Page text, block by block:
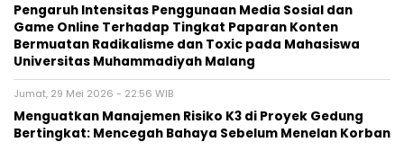
Pengaruh Intensitas Penggunaan Media Sosial dan
Game Online Terhadap Tingkat Paparan Konten
Bermuatan Radikalisme dan Toxic pada Mahasiswa
Universitas Muhammadiyah Malang
Jumat, 29 Mei 2026 - 22:56 WIB
Menguatkan Manajemen Risiko K3 di Proyek Gedung
Bertingkat: Mencegah Bahaya Sebelum Menelan Korban